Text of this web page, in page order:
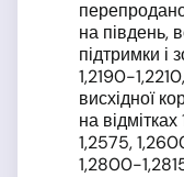
на південь,
підтримки і
1,2190-
висхідної
на
1,2575,
1,2800-